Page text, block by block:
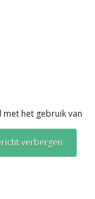
het gebruik van
verbergen